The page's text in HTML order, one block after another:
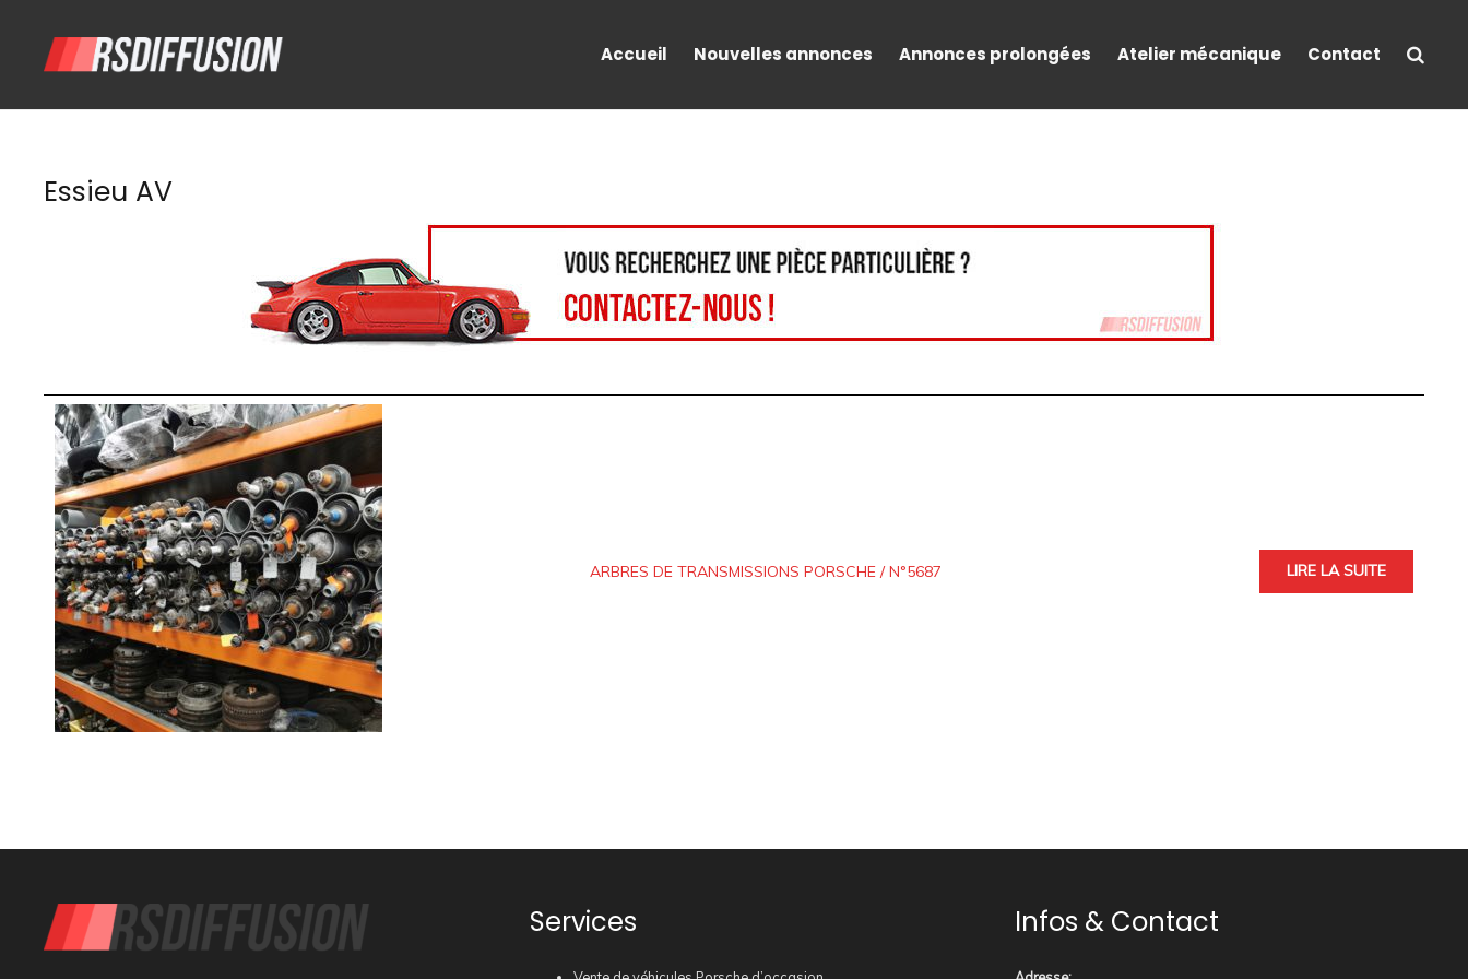
Accueil Nouvelles annonces Annonces prolongées Atelier mécanique Contact
Essieu AV
ARBRES DE TRANSMISSIONS PORSCHE / N°5687 LIRE LA SUITE
Services Infos & Contact